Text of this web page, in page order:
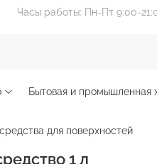
Часы работы: Пн-Пт 9:00-
Бытовая и промышленная
для поверхностей
1 л